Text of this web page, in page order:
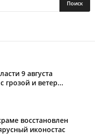
9 августа
грозой и ветер...
восстановлен
иконостас